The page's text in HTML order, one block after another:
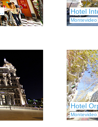
Hotel
Montevideo
Hotel
Montevideo